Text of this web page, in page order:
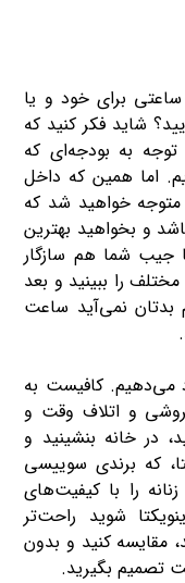
برای خود و یا
شاید فکر کنید که
به بودجه‌ای که
اما همین که داخل
متوجه خواهید شد که
و بخواهید بهترین
جیب شما هم سازگار
را ببینید و بعد
بدتان نمی‌آید ساعت
می‌دهیم. کافیست به
و اتلاف وقت و
در خانه بنشینید و
که برندی سوییسی
را با کیفیت‌های
شوید راحت‌تر
مقایسه کنید و بدون
تصمیم بگیرید.